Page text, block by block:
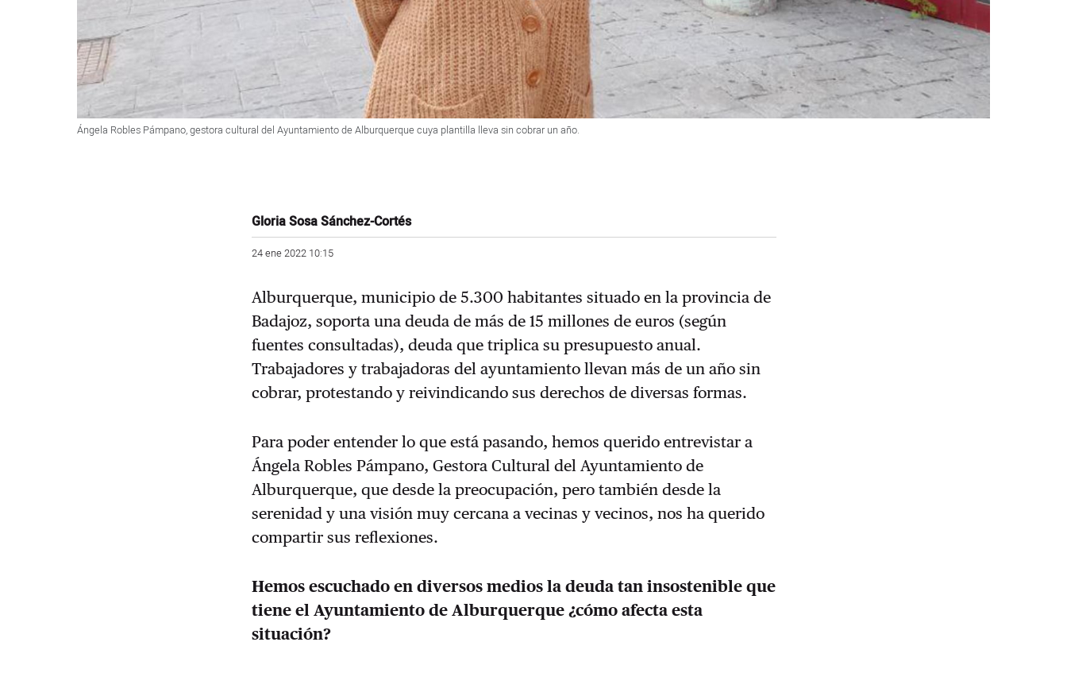
Ángela Robles Pámpano, gestora cultural del Ayuntamiento de Alburquerque cuya plantilla lleva sin cobrar un año.
Gloria Sosa Sánchez-Cortés
24 ene 2022 10:15
Alburquerque, municipio de 5.300 habitantes situado en la provincia de
Badajoz, soporta una deuda de más de 15 millones de euros (según
fuentes consultadas), deuda que triplica su presupuesto anual.
Trabajadores y trabajadoras del ayuntamiento llevan más de un año sin
cobrar, protestando y reivindicando sus derechos de diversas formas.
Para poder entender lo que está pasando, hemos querido entrevistar a
Ángela Robles Pámpano, Gestora Cultural del Ayuntamiento de
Alburquerque, que desde la preocupación, pero también desde la
serenidad y una visión muy cercana a vecinas y vecinos, nos ha querido
compartir sus reflexiones.
Hemos escuchado en diversos medios la deuda tan insostenible que
tiene el Ayuntamiento de Alburquerque ¿cómo afecta esta
situación?